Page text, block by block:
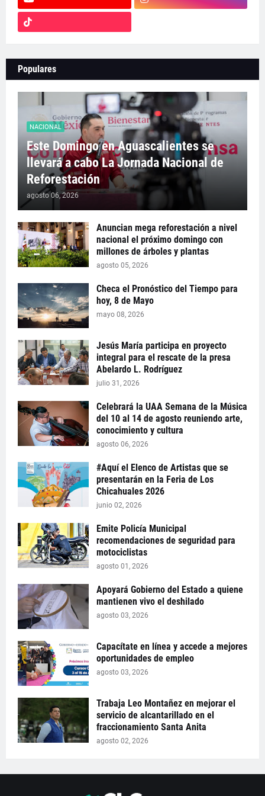
Populares
NACIONAL
Este Domingo en Aguascalientes se
llevará a cabo La Jornada Nacional de
Reforestación
agosto 06, 2026
Anuncian mega reforestación a nivel
nacional el próximo domingo con
millones de árboles y plantas
agosto 05, 2026
Checa el Pronóstico del Tiempo para
hoy, 8 de Mayo
mayo 08, 2026
Jesús María participa en proyecto
integral para el rescate de la presa
Abelardo L. Rodríguez
julio 31, 2026
Celebrará la UAA Semana de la Música
del 10 al 14 de agosto reuniendo arte,
conocimiento y cultura
agosto 06, 2026
#Aquí el Elenco de Artistas que se
presentarán en la Feria de Los
Chicahuales 2026
junio 02, 2026
Emite Policía Municipal
recomendaciones de seguridad para
motociclistas
agosto 01, 2026
Apoyará Gobierno del Estado a quiene
mantienen vivo el deshilado
agosto 03, 2026
Capacítate en línea y accede a mejores
oportunidades de empleo
agosto 03, 2026
Trabaja Leo Montañez en mejorar el
servicio de alcantarillado en el
fraccionamiento Santa Anita
agosto 02, 2026